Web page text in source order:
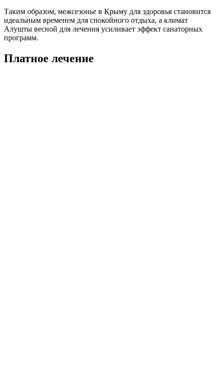
Таким образом, межсезонье в Крыму для здоровья становится
идеальным временем для спокойного отдыха, а климат
Алушты весной для лечения усиливает эффект санаторных
программ.
Платное лечение